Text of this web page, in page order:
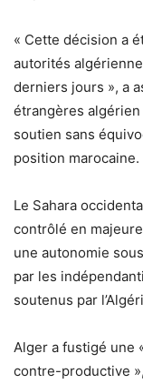
« Cette décision a
autorités
derniers jours », a
étrangères
soutien sans
position marocaine.
Le Sahara
contrôlé en
une autonomie
par les
soutenus par
Alger a fustigé une
contre-productive